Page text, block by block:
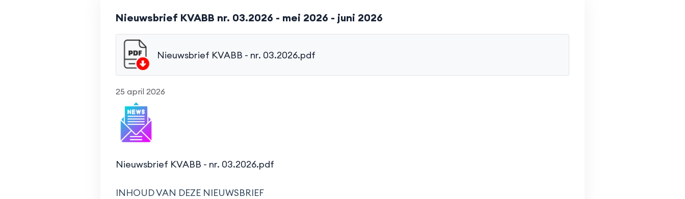
Nieuwsbrief KVABB nr. 03.2026 - mei 2026 - juni 2026
Nieuwsbrief KVABB - nr. 03.2026.pdf
25 april 2026
Nieuwsbrief KVABB - nr. 03.2026.pdf
INHOUD VAN DEZE NIEUWSBRIEF